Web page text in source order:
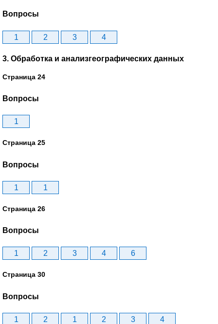
Вопросы
1 2 3 4
3. Обработка и анализгеографических данных
Страница 24
Вопросы
1
Страница 25
Вопросы
1 1
Страница 26
Вопросы
1 2 3 4 6
Страница 30
Вопросы
1 2 1 2 3 4